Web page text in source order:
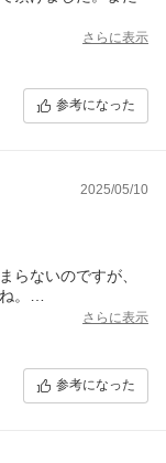
さらに表示
参考になった
2025/05/10
らないのですが、
。
度と買わないと思
ったです。また、
さらに表示
参考になった